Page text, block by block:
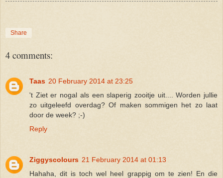
Share
4 comments:
Taas 20 February 2014 at 23:25
't Ziet er nogal als een slaperig zooitje uit.... Worden jullie
zo uitgeleefd overdag? Of maken sommigen het zo laat
door de week? ;-)
Reply
Ziggyscolours 21 February 2014 at 01:13
Hahaha, dit is toch wel heel grappig om te zien! En die